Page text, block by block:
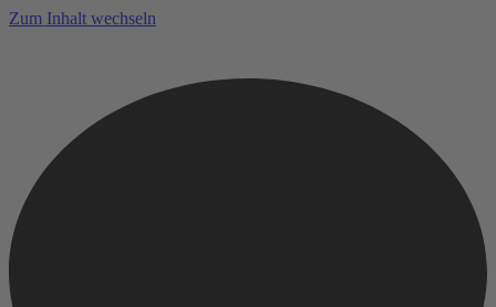
Zum Inhalt wechseln